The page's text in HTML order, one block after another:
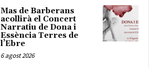
Mas de Barberans
acollirà el Concert
Narratiu de Dona i
Essència Terres de
l’Ebre
6 agost 2026